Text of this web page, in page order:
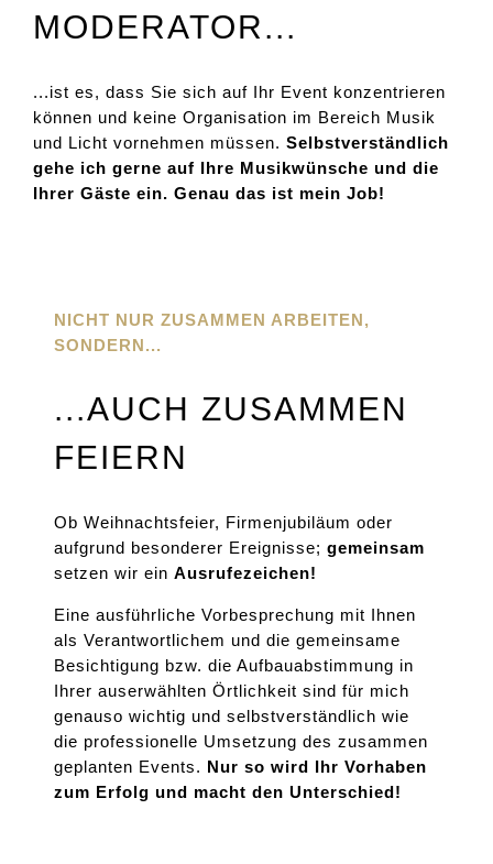
MODERATOR...
...ist es, dass Sie sich auf Ihr Event konzentrieren
können und keine Organisation im Bereich Musik
und Licht vornehmen müssen. Selbstverständlich
gehe ich gerne auf Ihre Musikwünsche und die
Ihrer Gäste ein. Genau das ist mein Job!
NICHT NUR ZUSAMMEN ARBEITEN,
SONDERN...
...AUCH ZUSAMMEN
FEIERN
Ob Weihnachtsfeier, Firmenjubiläum oder
aufgrund besonderer Ereignisse;gemeinsam
setzen wir einAusrufezeichen!
Eine ausführliche Vorbesprechung mit Ihnen
als Verantwortlichem und die gemeinsame
Besichtigung bzw. die Aufbauabstimmung in
Ihrer auserwählten Örtlichkeit sind für mich
genauso wichtig und selbstverständlich wie
die professionelle Umsetzung des zusammen
geplanten Events. Nur so wird Ihr Vorhaben
zum Erfolg und macht den Unterschied!